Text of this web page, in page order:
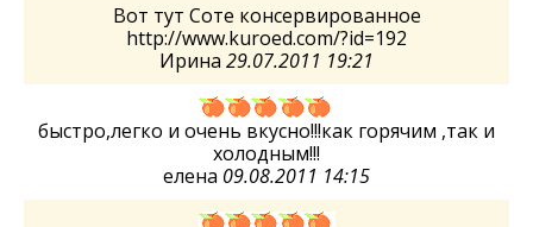
Вот тут Соте консервированное
http://www.kuroed.com/?id=192
Ирина 29.07.2011 19:21
быстро,легко и очень вкусно!!!как горячим ,так и
холодным!!!
елена 09.08.2011 14:15